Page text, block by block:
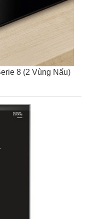
8 (2 Vùng Nấu)